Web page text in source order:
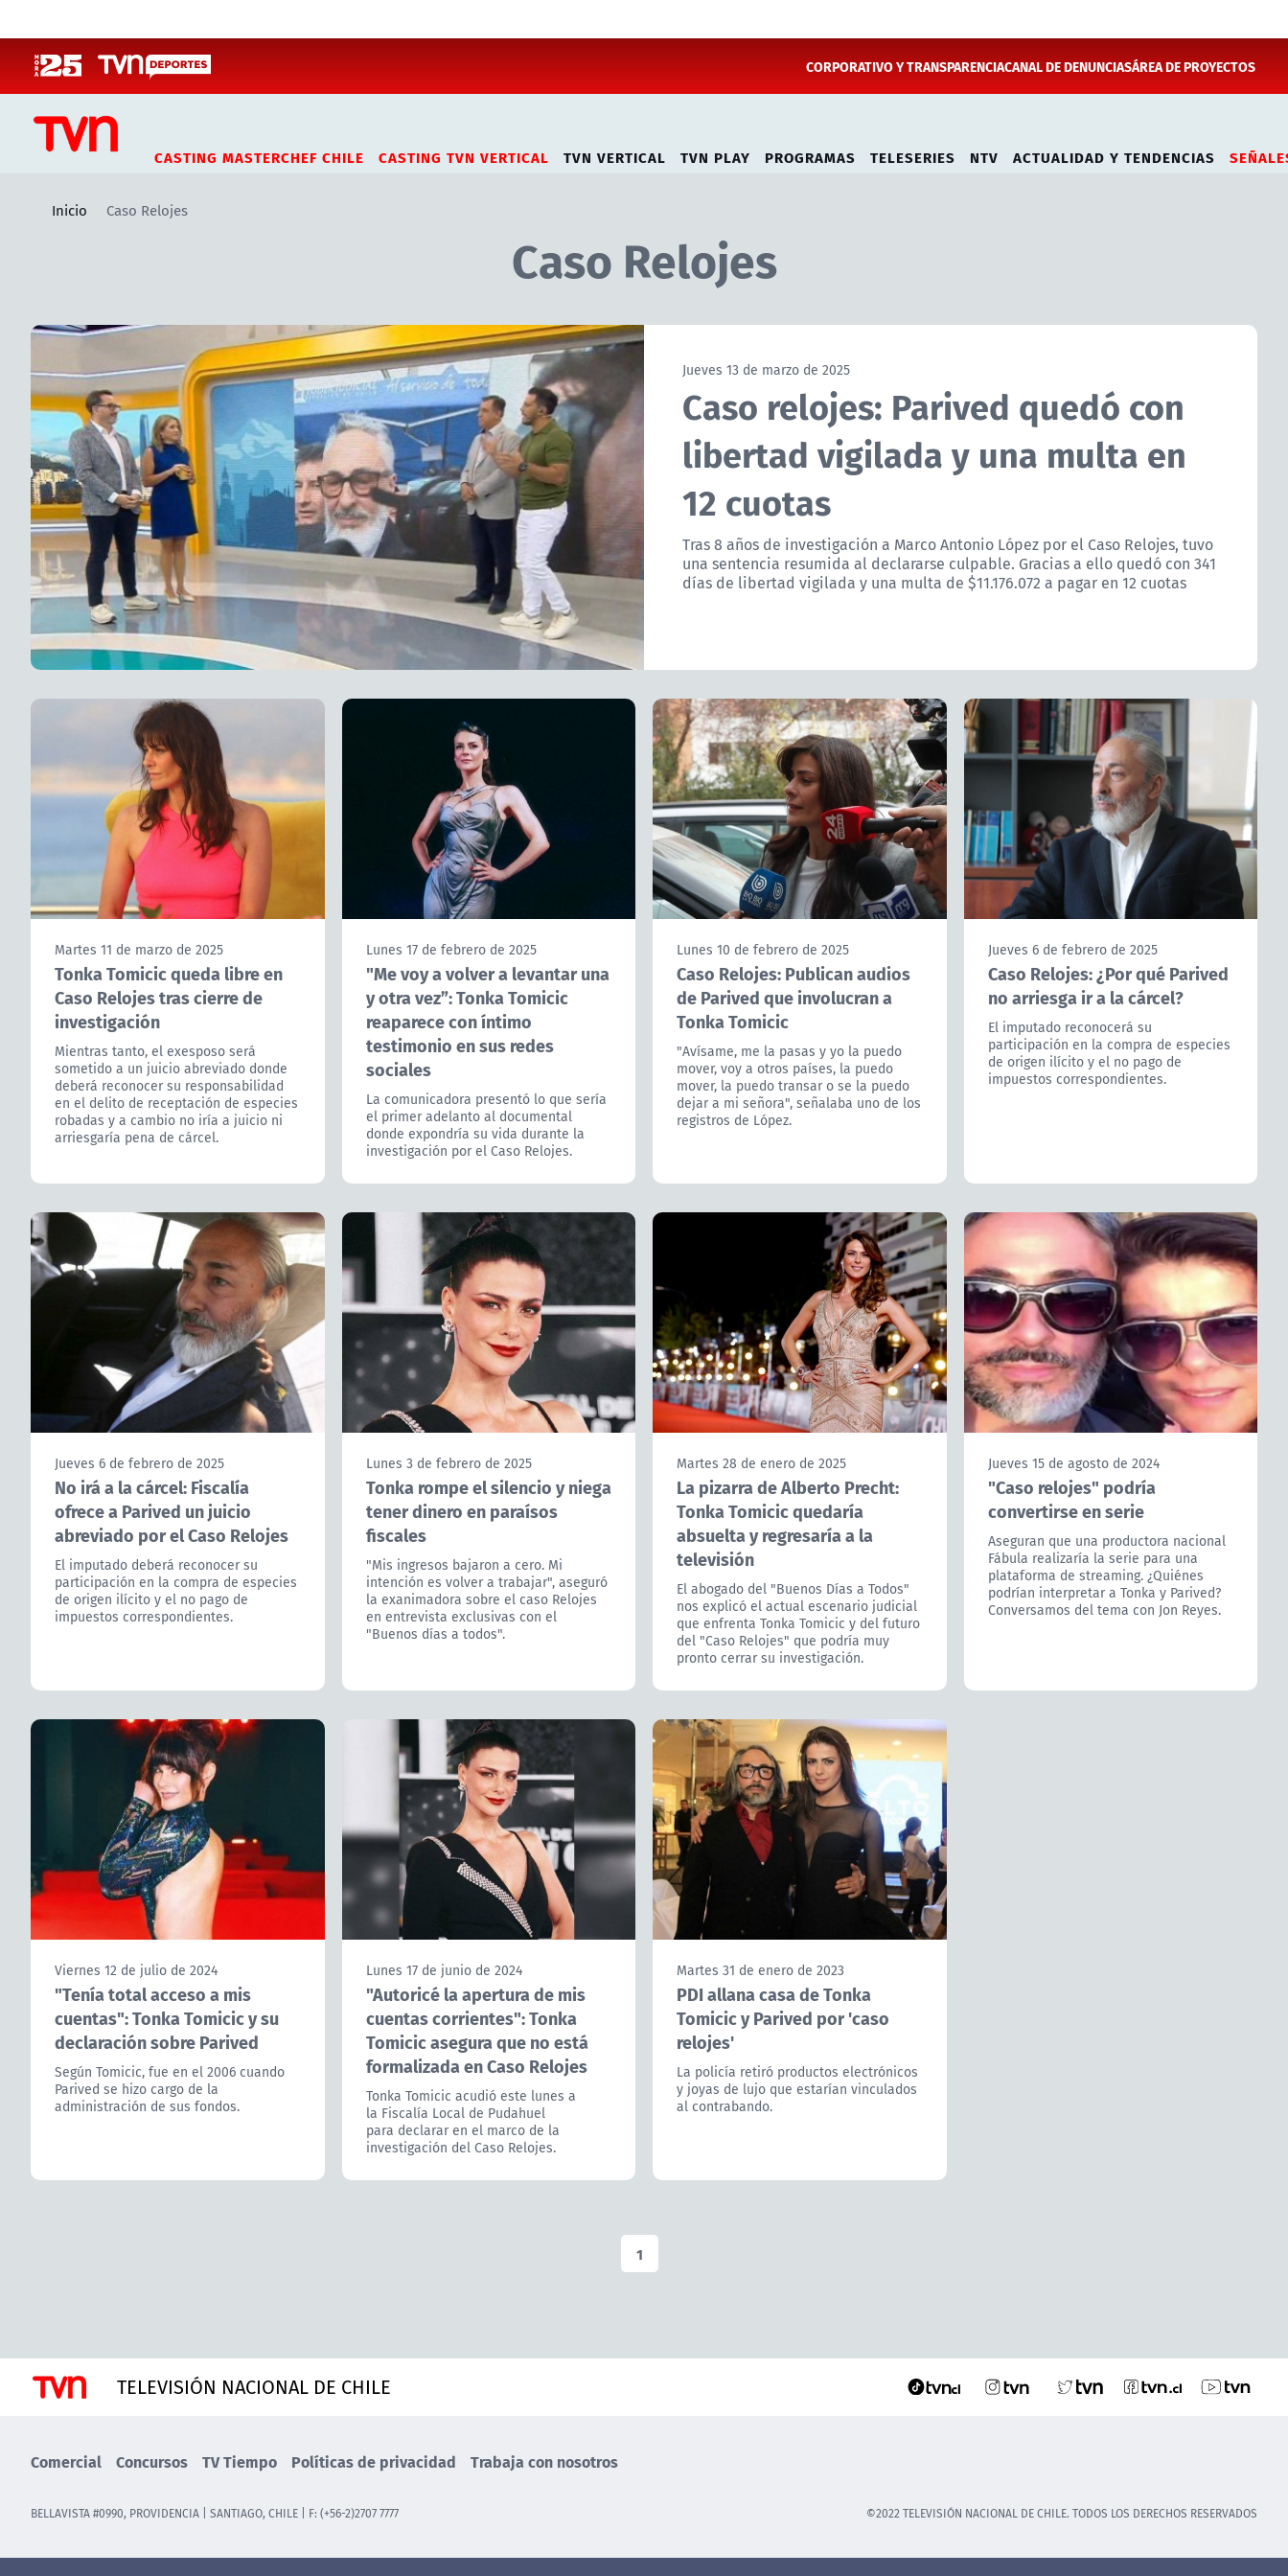
CORPORATIVO Y TRANSPARENCIACANAL DE DENUNCIASÁREA DE PROYECTOS
CASTING MASTERCHEF CHILE CASTING TVN VERTICAL TVN VERTICAL TVN PLAY PROGRAMAS TELESERIES NTV ACTUALIDAD Y TENDENCIAS
Inicio Caso Relojes
Caso Relojes
Jueves 13 de marzo de 2025
Caso relojes: Parived quedó con
libertad vigilada y una multa en
12 cuotas
Tras 8 años de investigación a Marco Antonio López por el Caso Relojes, tuvo
una sentencia resumida al declararse culpable. Gracias a ello quedó con 341
días de libertad vigilada y una multa de $11.176.072 a pagar en 12 cuotas
Martes 11 de marzo de 2025
Tonka Tomicic queda libre en
Caso Relojes tras cierre de
investigación
Mientras tanto, el exesposo será
sometido a un juicio abreviado donde
deberá reconocer su responsabilidad
en el delito de receptación de especies
robadas y a cambio no iría a juicio ni
arriesgaría pena de cárcel.
Lunes 17 de febrero de 2025
"Me voy a volver a levantar una
y otra vez”: Tonka Tomicic
reaparece con íntimo
testimonio en sus redes
sociales
La comunicadora presentó lo que sería
el primer adelanto al documental
donde expondría su vida durante la
investigación por el Caso Relojes.
Lunes 10 de febrero de 2025
Caso Relojes: Publican audios
de Parived que involucran a
Tonka Tomicic
"Avísame, me la pasas y yo la puedo
mover, voy a otros países, la puedo
mover, la puedo transar o se la puedo
dejar a mi señora", señalaba uno de los
registros de López.
Jueves 6 de febrero de 2025
Caso Relojes: ¿Por qué Parived
no arriesga ir a la cárcel?
El imputado reconocerá su
participación en la compra de especies
de origen ilícito y el no pago de
impuestos correspondientes.
Jueves 6 de febrero de 2025
No irá a la cárcel: Fiscalía
ofrece a Parived un juicio
abreviado por el Caso Relojes
El imputado deberá reconocer su
participación en la compra de especies
de origen ilícito y el no pago de
impuestos correspondientes.
Lunes 3 de febrero de 2025
Tonka rompe el silencio y niega
tener dinero en paraísos
fiscales
"Mis ingresos bajaron a cero. Mi
intención es volver a trabajar", aseguró
la exanimadora sobre el caso Relojes
en entrevista exclusivas con el
"Buenos días a todos".
Martes 28 de enero de 2025
La pizarra de Alberto Precht:
Tonka Tomicic quedaría
absuelta y regresaría a la
televisión
El abogado del "Buenos Días a Todos"
nos explicó el actual escenario judicial
que enfrenta Tonka Tomicic y del futuro
del "Caso Relojes" que podría muy
pronto cerrar su investigación.
Jueves 15 de agosto de 2024
"Caso relojes" podría
convertirse en serie
Aseguran que una productora nacional
Fábula realizaría la serie para una
plataforma de streaming. ¿Quiénes
podrían interpretar a Tonka y Parived?
Conversamos del tema con Jon Reyes.
Viernes 12 de julio de 2024
"Tenía total acceso a mis
cuentas": Tonka Tomicic y su
declaración sobre Parived
Según Tomicic, fue en el 2006 cuando
Parived se hizo cargo de la
administración de sus fondos.
Lunes 17 de junio de 2024
"Autoricé la apertura de mis
cuentas corrientes": Tonka
Tomicic asegura que no está
formalizada en Caso Relojes
Tonka Tomicic acudió este lunes a
la Fiscalía Local de Pudahuel
para declarar en el marco de la
investigación del Caso Relojes.
Martes 31 de enero de 2023
PDI allana casa de Tonka
Tomicic y Parived por 'caso
relojes'
La policía retiró productos electrónicos
y joyas de lujo que estarían vinculados
al contrabando.
1
TELEVISIÓN NACIONAL DE CHILE
Comercial Concursos TV Tiempo Políticas de privacidad Trabaja con nosotros
BELLAVISTA #0990, PROVIDENCIA | SANTIAGO, CHILE | F: (+56-2)2707 7777 ©2022 TELEVISIÓN NACIONAL DE CHILE. TODOS LOS DERECHOS RESERVADOS